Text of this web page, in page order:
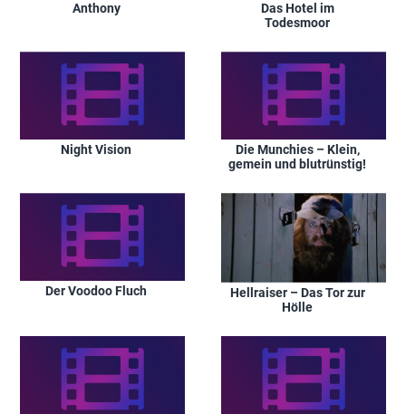
Anthony
Das Hotel im
Todesmoor
Night Vision
Die Munchies – Klein,
gemein und blutrünstig!
Der Voodoo Fluch
Hellraiser – Das Tor zur
Hölle